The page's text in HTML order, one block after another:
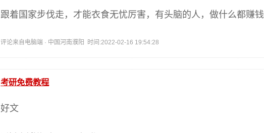
跟着国家步伐走，才能衣食无忧厉害，有头脑的人，做什么都赚钱
评论来自电脑端 · 中国河南濮阳 时间:2022-02-16 19:54:28
考研免费教程
好文